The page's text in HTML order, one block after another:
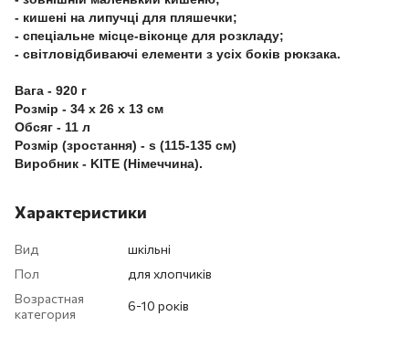
- кишені на липучці для пляшечки;
- спеціальне місце-віконце для розкладу;
- світловідбиваючі елементи з усіх боків рюкзака.
Вага - 920 г
Розмір - 34 x 26 x 13 см
Обсяг - 11 л
Розмір (зростання) - s (115-135 см)
Виробник - KITE (Німеччина).
Характеристики
Вид
шкільні
Пол
для хлопчиків
Возрастная
категория
6-10 років